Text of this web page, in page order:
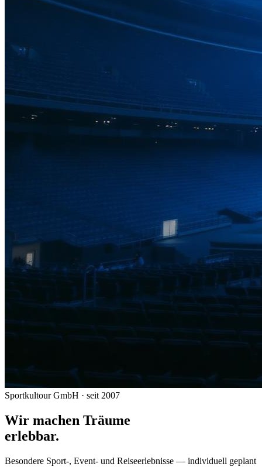
Sportkultour GmbH · seit 2007
Wir machen Träume
erlebbar.
Besondere Sport-, Event- und Reiseerlebnisse — individuell geplant